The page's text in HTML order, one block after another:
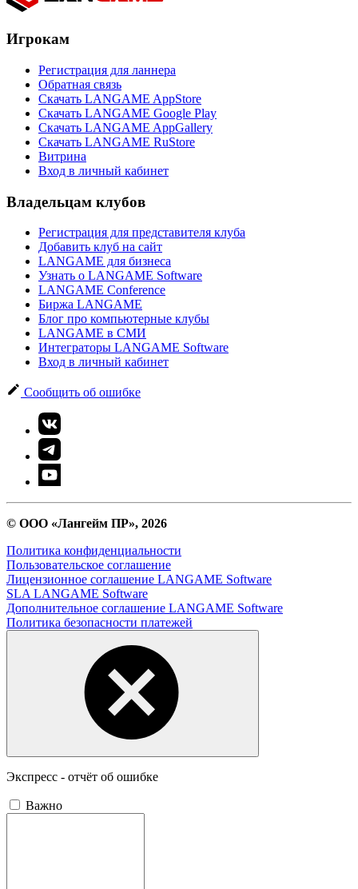
Игрокам
Регистрация для ланнера
Обратная связь
Скачать LANGAME AppStore
Скачать LANGAME Google Play
Скачать LANGAME AppGallery
Скачать LANGAME RuStore
Витрина
Вход в личный кабинет
Владельцам клубов
Регистрация для представителя клуба
Добавить клуб на сайт
LANGAME для бизнеса
Узнать о LANGAME Software
LANGAME Conference
Биржа LANGAME
Блог про компьютерные клубы
LANGAME в СМИ
Интеграторы LANGAME Software
Вход в личный кабинет
Сообщить об ошибке
© ООО «Лангейм ПР», 2026
Политика конфиденциальности
Пользовательское соглашение
Лицензионное соглашение LANGAME Software
SLA LANGAME Software
Дополнительное соглашение LANGAME Software
Политика безопасности платежей
Экспресс - отчёт об ошибке
Важно